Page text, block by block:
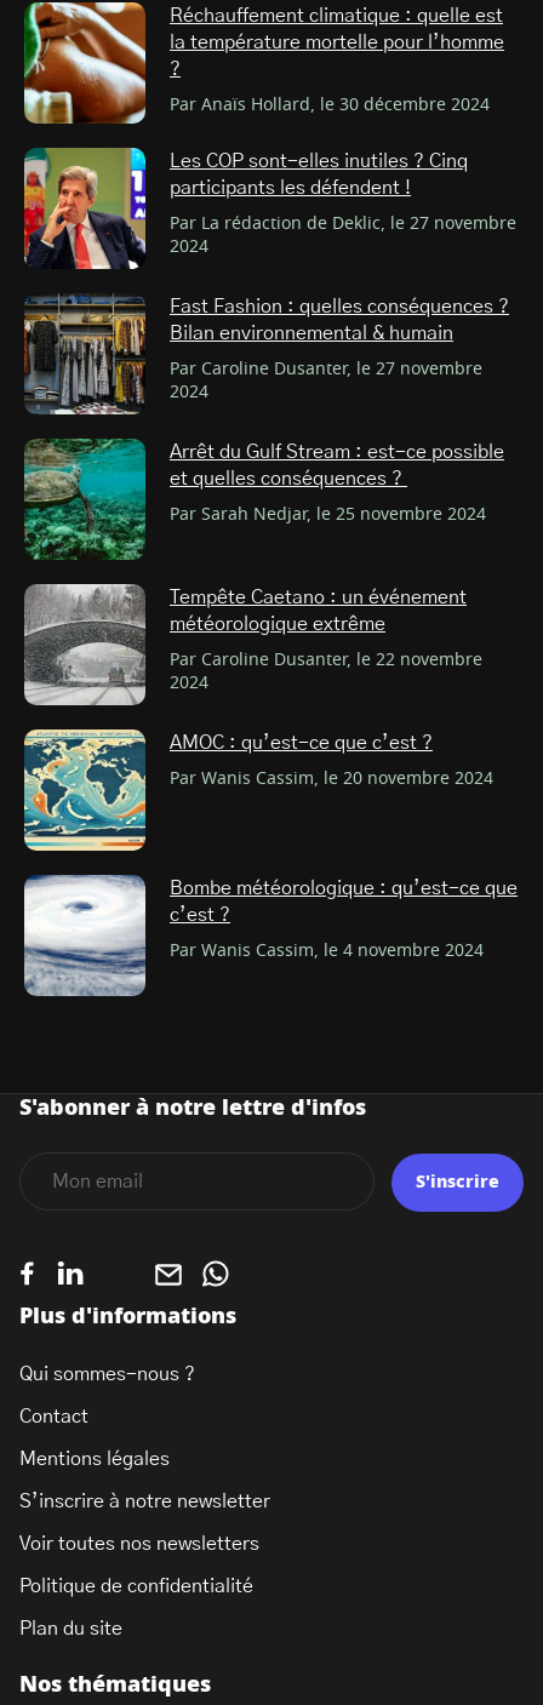
Réchauffement climatique : quelle est
la température mortelle pour l’homme
?
Par Anaïs Hollard, le 30 décembre 2024
Les COP sont-elles inutiles ? Cinq
participants les défendent !
Par La rédaction de Deklic, le 27 novembre
2024
Fast Fashion : quelles conséquences ?
Bilan environnemental & humain
Par Caroline Dusanter, le 27 novembre
2024
Arrêt du Gulf Stream : est-ce possible
et quelles conséquences ?
Par Sarah Nedjar, le 25 novembre 2024
Tempête Caetano : un événement
météorologique extrême
Par Caroline Dusanter, le 22 novembre
2024
AMOC : qu’est-ce que c’est ?
Par Wanis Cassim, le 20 novembre 2024
Bombe météorologique : qu’est-ce que
c’est ?
Par Wanis Cassim, le 4 novembre 2024
Nos thématiques
Plus d'informations
Qui sommes-nous ?
Contact
Mentions légales
S’inscrire à notre newsletter
Voir toutes nos newsletters
Politique de confidentialité
Plan du site
S'abonner à notre lettre d'infos
S'inscrire